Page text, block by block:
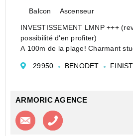
Balcon Ascenseur
INVESTISSEMENT LMNP +++
possibilité d'en profiter)
A 100m de la plage! Charmant
30/09/2026, très faibles charges,
29950 BENODET
ARMORIC AGENCE
Contacter l'agence